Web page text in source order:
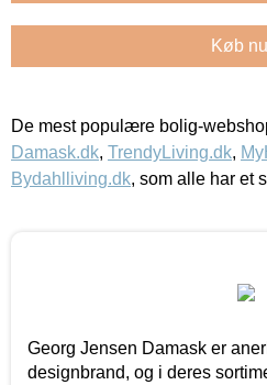
Køb
De mest populære bolig-
Damask.dk, TrendyLiving.dk,
Bydahlliving.dk, som alle har et
Georg Jensen Damask er
designbrand, og i deres